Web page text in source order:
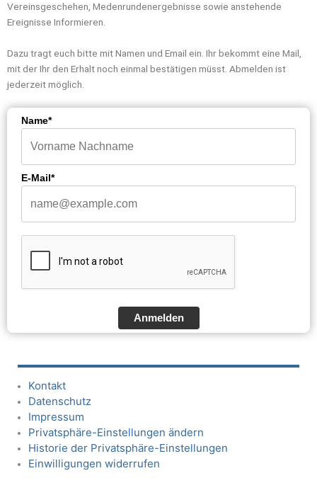
Vereinsgeschehen, Medenrundenergebnisse sowie anstehende
Ereignisse Informieren.
Dazu tragt euch bitte mit Namen und Email ein. Ihr bekommt eine Mail,
mit der Ihr den Erhalt noch einmal bestätigen müsst. Abmelden ist
jederzeit möglich.
Name*
E-Mail*
Anmelden
Kontakt
Datenschutz
Impressum
Privatsphäre-Einstellungen ändern
Historie der Privatsphäre-Einstellungen
Einwilligungen widerrufen